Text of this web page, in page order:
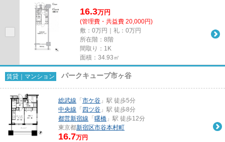
16.3万円
(管理費・共益費 20,000円)
敷：0万円｜礼：0万円
所在階：8階
間取り：1K
面積：34.93㎡
賃貸｜マンション パークキューブ市ヶ谷
総武線 「 市ケ谷 」駅 徒歩5分
中央線 「 四ツ谷 」駅 徒歩8分
都営新宿線 「 曙橋 」駅 徒歩12分
東京都新宿区市谷本村町
16.7万円